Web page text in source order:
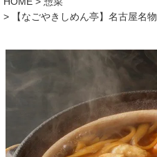
【なごやきしめん亭】名古屋名